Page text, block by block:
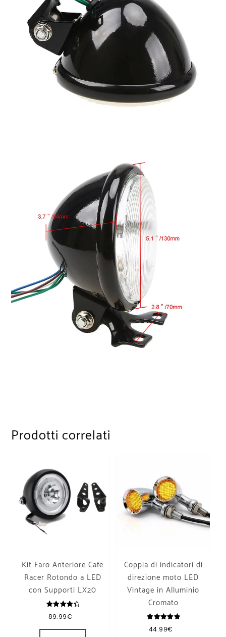
Prodotti correlati
Kit Faro Anteriore Cafe
Racer Rotondo a LED
con Supporti LX20
4.50
89.99€
Coppia di indicatori di
direzione moto LED
Vintage in Alluminio
Cromato
5.00
44.99€